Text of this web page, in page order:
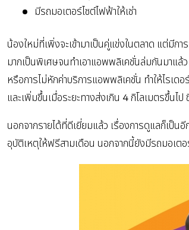
มีรถมอเตอร์ไซต์ไฟฟ้าให้เช่า
น้องใหม่ที่เพิ่งจะเข้ามาเป็นคู่แข่งในตลาด แต่มีก
มากเป็นพิเศษจนทำเอาแอพพลิเคชั่นล่มกันมาแล้
หรือการไม่หักค่าบริการแอพพลิเคชั่น ทำให้ไรเ
และเพิ่มขึ้นเมื่อระยะทางส่งเกิน 4 กิโลเมตรขึ้นไ
นอกจากรายได้ที่ดีเยี่ยมแล้ว เรื่องการดูแลก็เป็
อุบัติเหตุให้ฟรีสามเดือน นอกจากนี้ยังมีรถมอเต